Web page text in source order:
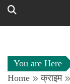
You are Here
Home
क्राइम